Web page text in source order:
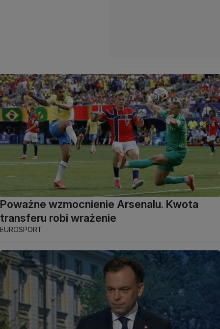
Poważne wzmocnienie Arsenalu. Kwota
transferu robi wrażenie
EUROSPORT